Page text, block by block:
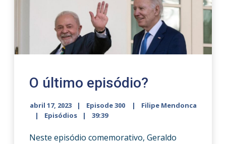
O último episódio?
abril 17, 2023 Episode 300
Filipe Mendonca
Episódios
39:39
Neste episódio comemorativo, Geraldo